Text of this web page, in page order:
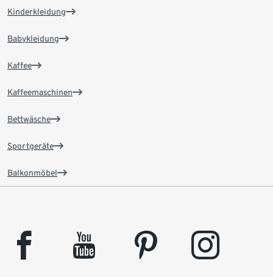
Kinderkleidung
Babykleidung
Kaffee
Kaffeemaschinen
Bettwäsche
Sportgeräte
Balkonmöbel
facebook youtube pinterest instagram